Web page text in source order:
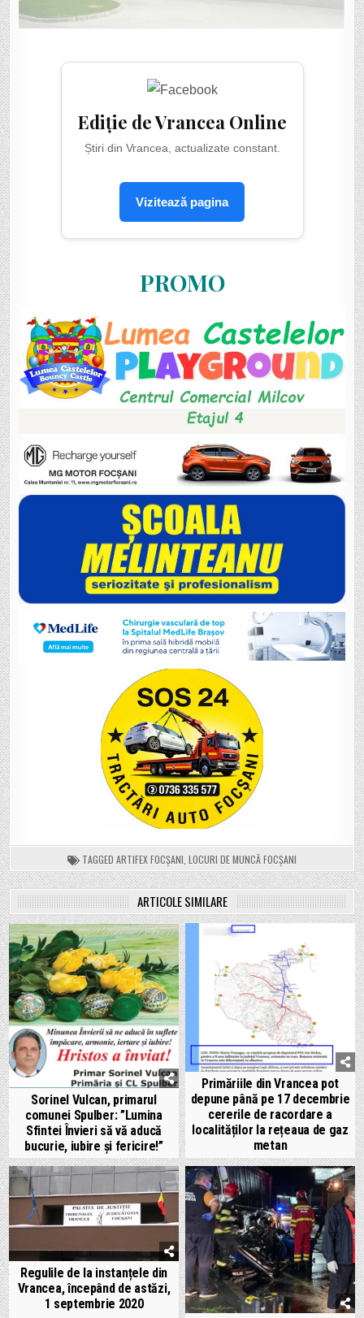
Ediție de Vrancea Online
Știri din Vrancea, actualizate constant.
Vizitează pagina
PROMO
TAGGED ARTIFEX FOCȘANI LOCURI DE MUNCĂ FOCȘANI
ARTICOLE SIMILARE
Sorinel Vulcan, primarul
comunei Spulber: ”Lumina
Sfintei Învieri să vă aducă
bucurie, iubire și fericire!”
Primăriile din Vrancea pot
depune până pe 17 decembrie
cererile de racordare a
localităților la rețeaua de gaz
metan
Regulile de la instanțele din
Vrancea, începând de astăzi,
1 septembrie 2020